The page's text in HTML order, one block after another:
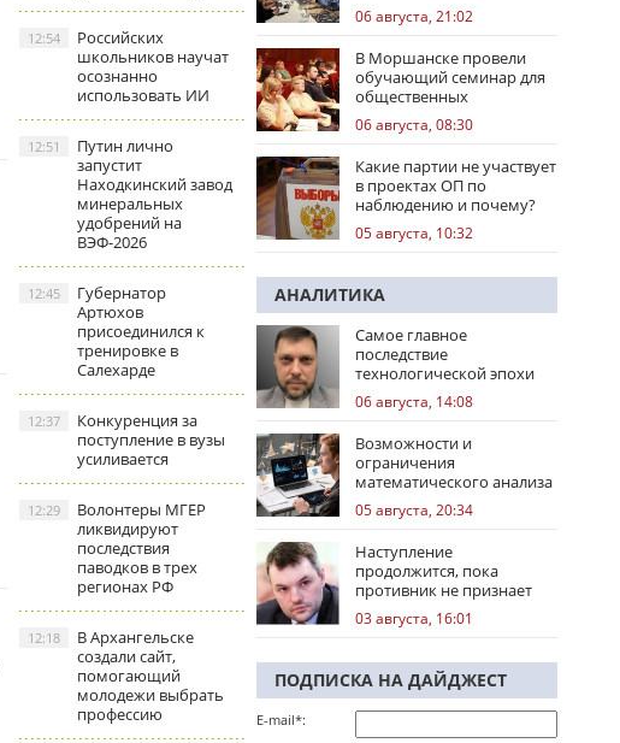
Российских
школьников научат
осознанно
использовать ИИ
12:54
Путин лично
запустит
Находкинский завод
минеральных
удобрений на
ВЭФ-2026
12:51
Губернатор
Артюхов
присоединился к
тренировке в
Салехарде
12:45
Конкуренция за
поступление в вузы
усиливается
12:37
Волонтеры МГЕР
ликвидируют
последствия
паводков в трех
регионах РФ
12:29
В Архангельске
создали сайт,
помогающий
молодежи выбрать
профессию
12:18
06 августа, 21:02
В Моршанске провели
обучающий семинар для
общественных
наблюдателей
06 августа, 08:30
Какие партии не участвует
в проектах ОП по
наблюдению и почему?
05 августа, 10:32
АНАЛИТИКА
Самое главное
последствие
технологической эпохи
06 августа, 14:08
Возможности и
ограничения
математического анализа
избирательных кампаний
05 августа, 20:34
Наступление
продолжится, пока
противник не признает
стратегическое
поражение
03 августа, 16:01
ПОДПИСКА НА ДАЙДЖЕСТ
E-mail*: